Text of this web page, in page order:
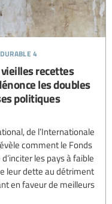
4
recettes
les doubles
politiques
de l’Internationale
comment le Fonds
les pays à faible
leur dette au détriment
en faveur de meilleurs